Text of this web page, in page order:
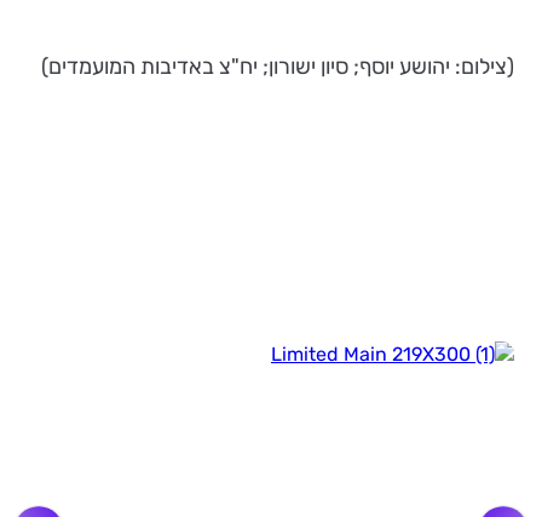
(צילום: יהושע יוסף; סיון ישורון; יח"צ באדיבות המועמדים)